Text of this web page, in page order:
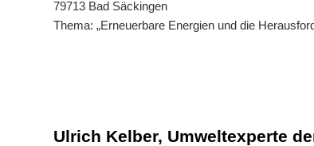
79713 Bad Säckingen
Thema: „Erneuerbare Energien und die
Ulrich Kelber, Umweltexperte